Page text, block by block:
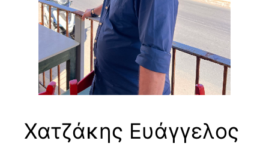
Χατζάκης Ευάγγελος